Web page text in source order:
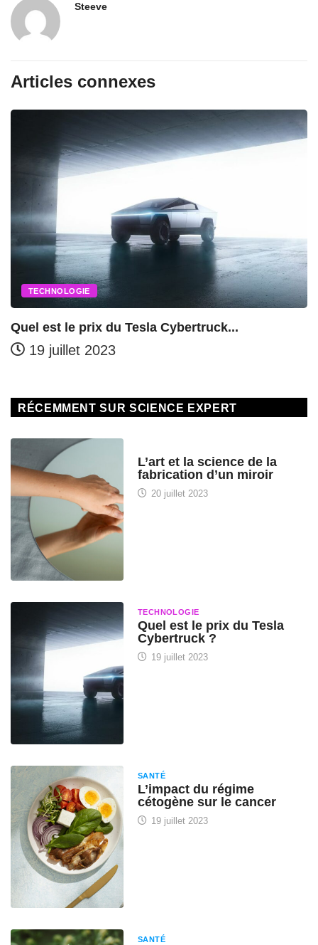
Steeve
Articles connexes
TECHNOLOGIE
Quel est le prix du Tesla Cybertruck...
19 juillet 2023
RÉCEMMENT SUR SCIENCE EXPERT
L’art et la science de la
fabrication d’un miroir
20 juillet 2023
TECHNOLOGIE
Quel est le prix du Tesla
Cybertruck ?
19 juillet 2023
SANTÉ
L’impact du régime
cétogène sur le cancer
19 juillet 2023
SANTÉ